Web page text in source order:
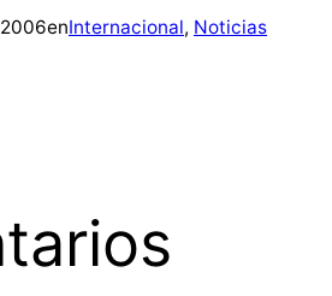
enInternacional, Noticias